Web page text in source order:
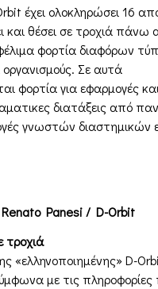
έχει ολοκληρώσει 16
και θέσει σε τροχιά πάνω
φορτία διαφόρων
οργανισμούς. Σε αυτά
φορτία για εφαρμογές
διατάξεις από
γνωστών διαστημικών
Renato Panesi / D-Orbit
τροχιά
«ελληνοποιημένης» D-
με τις πληροφορίες